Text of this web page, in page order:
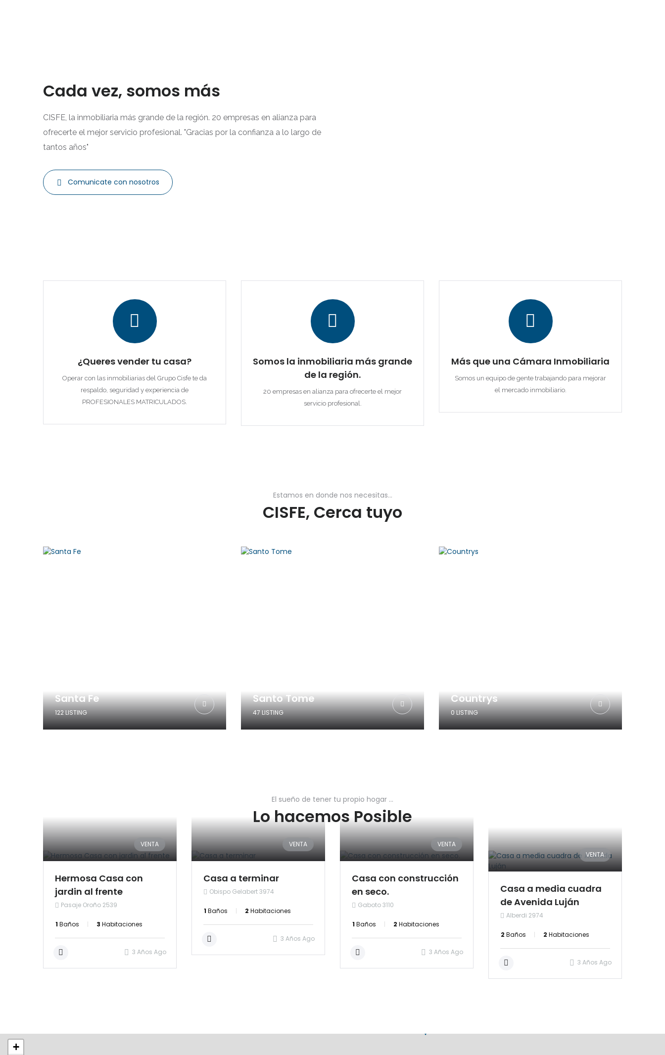
Cada vez, somos más
CISFE, la inmobiliaria más grande de la región. 20 empresas en alianza para
ofrecerte el mejor servicio profesional. "Gracias por la confianza a lo largo de
tantos años"
Comunicate con nosotros
¿Queres vender tu casa?
Operar con las inmobiliarias del Grupo Cisfe te da
respaldo, seguridad y experiencia de
PROFESIONALES MATRICULADOS.
Somos la inmobiliaria más grande
de la región.
20 empresas en alianza para ofrecerte el mejor
servicio profesional.
Más que una Cámara Inmobiliaria
Somos un equipo de gente trabajando para mejorar
el mercado inmobiliario.
Estamos en donde nos necesitas...
CISFE, Cerca tuyo
Santa Fe
122 LISTING
Santo Tome
47 LISTING
Countrys
0 LISTING
El sueño de tener tu propio hogar ...
Lo hacemos Posible
VENTA
Hermosa Casa con
jardin al frente
Pasaje Oroño 2539
1 Baños 3 Habitaciones
3 Años Ago
VENTA
Casa a terminar
Obispo Gelabert 3974
1 Baños 2 Habitaciones
3 Años Ago
VENTA
Casa con construcción
en seco.
Gaboto 3110
1 Baños 2 Habitaciones
3 Años Ago
VENTA
Casa a media cuadra
de Avenida Luján
Alberdi 2974
2 Baños 2 Habitaciones
3 Años Ago
+
Log In